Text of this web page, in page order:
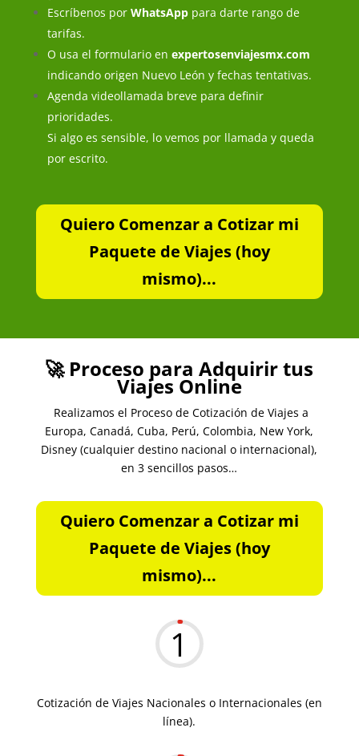
Escríbenos por WhatsApppara darte rango de
tarifas.
O usa el formulario en expertosenviajesmx.com
indicando origen Nuevo León y fechas tentativas.
Agenda videollamada breve para definir
prioridades.
Si algo es sensible, lo vemos por llamada y queda
por escrito.
Quiero Comenzar a Cotizar mi
Paquete de Viajes (hoy
mismo)...
🚀 Proceso para Adquirir tus
Viajes Online
Realizamos el Proceso de Cotización de Viajes a
Europa, Canadá, Cuba, Perú, Colombia, New York,
Disney (cualquier destino nacional o internacional),
en 3 sencillos pasos…
Quiero Comenzar a Cotizar mi
Paquete de Viajes (hoy
mismo)...
1
Cotización de Viajes Nacionales o Internacionales (en
línea).